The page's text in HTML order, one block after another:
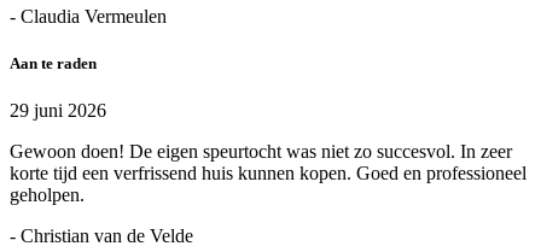
- Claudia Vermeulen
Aan te raden
29 juni 2026
Gewoon doen! De eigen speurtocht was niet zo succesvol. In zeer
korte tijd een verfrissend huis kunnen kopen. Goed en professioneel
geholpen.
- Christian van de Velde